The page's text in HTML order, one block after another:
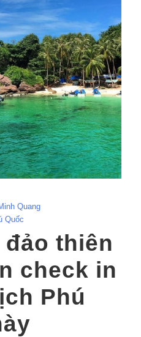
Quang
Quốc
đảo thiên
check in
Phú